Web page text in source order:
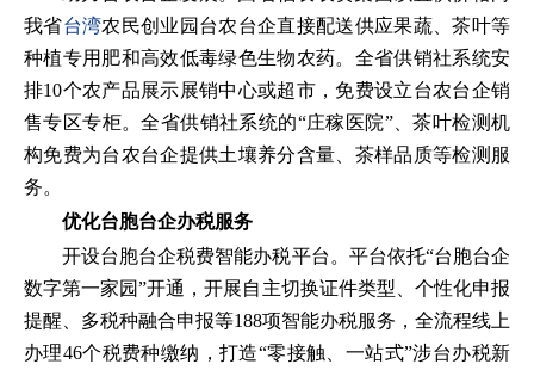
我省台湾农民创业园台农台企直接配送供应果蔬、茶叶等
种植专用肥和高效低毒绿色生物农药。全省供销社系统安
排10个农产品展示展销中心或超市，免费设立台农台企销
售专区专柜。全省供销社系统的“庄稼医院”、茶叶检测机
构免费为台农台企提供土壤养分含量、茶样品质等检测服
务。
优化台胞台企办税服务
开设台胞台企税费智能办税平台。平台依托“台胞台企
数字第一家园”开通，开展自主切换证件类型、个性化申报
提醒、多税种融合申报等188项智能办税服务，全流程线上
办理46个税费种缴纳，打造“零接触、一站式”涉台办税新